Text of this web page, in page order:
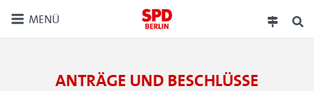
MENÜ
ANTRÄGE UND BESCHLÜSSE